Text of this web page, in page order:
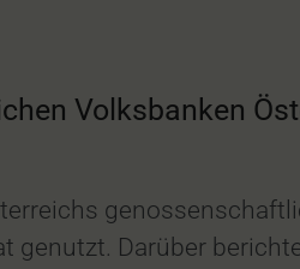
Volksbanken
Darüber